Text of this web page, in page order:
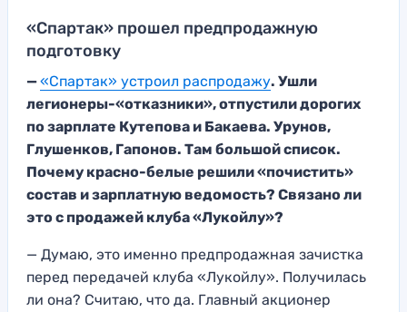
«Спартак» прошел предпродажную
подготовку
—«Спартак» устроил распродажу. Ушли
легионеры-«отказники», отпустили дорогих
по зарплате Кутепова и Бакаева. Урунов,
Глушенков, Гапонов. Там большой список.
Почему красно-белые решили «почистить»
состав и зарплатную ведомость? Связано ли
это с продажей клуба «Лукойлу»?
— Думаю, это именно предпродажная зачистка
перед передачей клуба «Лукойлу». Получилась
ли она? Считаю, что да. Главный акционер